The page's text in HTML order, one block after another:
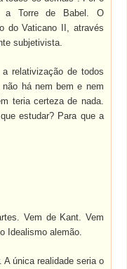
a Torre de Babel. O
do Vaticano II, através
subjetivista.
relativização de todos
há nem bem e nem
teria certeza de nada.
estudar? Para que a
Vem de Kant. Vem
Idealismo alemão.
A única realidade seria o